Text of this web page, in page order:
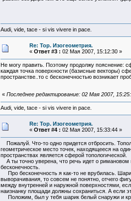
Audi, vide, tace - si vis vivere in pace.
Re: Тор. Изогеометрия.
« Ответ #3 : 02 Мая 2007, 15:12:30 »
Не могу править. Поэтому продолжу пояснение:
каждая точка поверхности (базисные векторы)
пространстве..то с бесконечностью возникает
« Последнее редактирование: 02 Мая 2007,
Audi, vide, tace - si vis vivere in pace.
Re: Тор. Изогеометрия.
« Ответ #4 : 02 Мая 2007, 15:33:44 »
Пожалуй. Что-то одно придется отбросить.
геометрическое место точек, находящееся на
пространствах является сферой топологической.
А ты точно уверена, что речь идет о
бесконечность.
Про бесконечность я как-то не врубилась.
выворачивания, то совсем не понятно, отчего
между внутренней и наружной поверхностями,
наизнанку площади должны сохраниться. А если
Положим, был у тебя шарик белый снаружи и